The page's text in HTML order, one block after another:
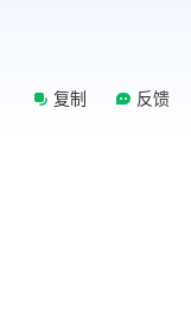
复制 反馈